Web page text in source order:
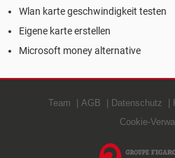
Wlan karte geschwindigkeit testen
Eigene karte erstellen
Microsoft money alternative
Team AGB Datenschutz
Cookie-